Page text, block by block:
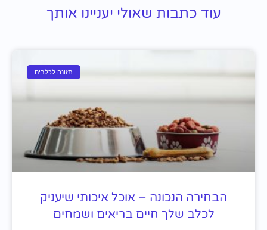
עוד כתבות שאולי יעניינו אותך
תזונה לכלבים
הבחירה הנכונה – אוכל איכותי שיעניק
לכלב שלך חיים בריאים ושמחים